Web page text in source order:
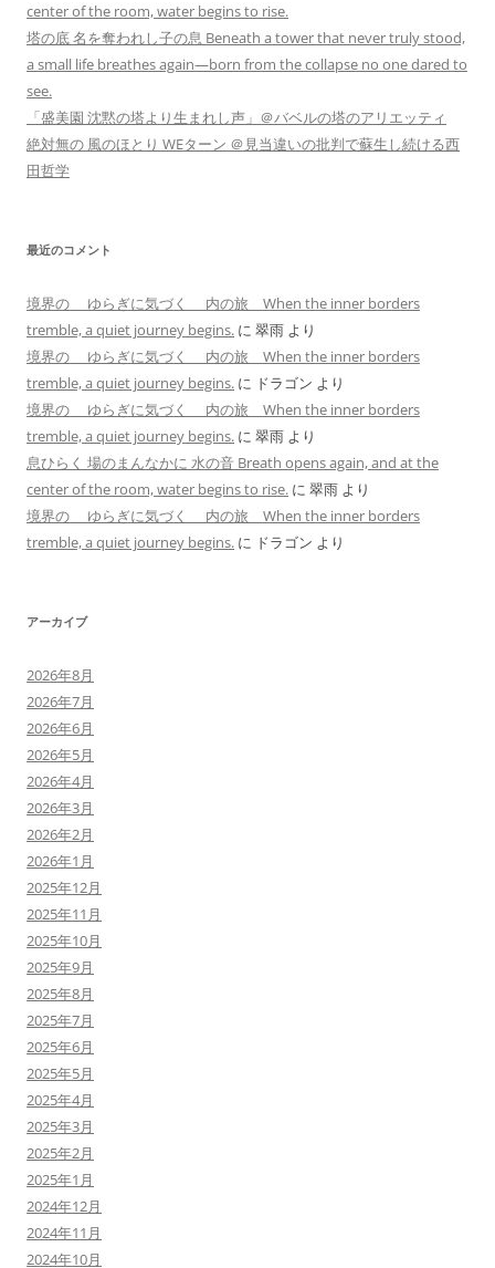
center of the room, water begins to rise.
塔の底 名を奪われし子の息 Beneath a tower that never truly stood,
a small life breathes again—born from the collapse no one dared to
see.
「盛美園 沈黙の塔より生まれし声」＠バベルの塔のアリエッティ
絶対無の 風のほとり WEターン ＠見当違いの批判で蘇生し続ける西
田哲学
最近のコメント
境界の ゆらぎに気づく 内の旅 When the inner borders
tremble, a quiet journey begins. に 翠雨 より
境界の ゆらぎに気づく 内の旅 When the inner borders
tremble, a quiet journey begins. に ドラゴン より
境界の ゆらぎに気づく 内の旅 When the inner borders
tremble, a quiet journey begins. に 翠雨 より
息ひらく 場のまんなかに 水の音 Breath opens again, and at the
center of the room, water begins to rise. に 翠雨 より
境界の ゆらぎに気づく 内の旅 When the inner borders
tremble, a quiet journey begins. に ドラゴン より
アーカイブ
2026年8月
2026年7月
2026年6月
2026年5月
2026年4月
2026年3月
2026年2月
2026年1月
2025年12月
2025年11月
2025年10月
2025年9月
2025年8月
2025年7月
2025年6月
2025年5月
2025年4月
2025年3月
2025年2月
2025年1月
2024年12月
2024年11月
2024年10月